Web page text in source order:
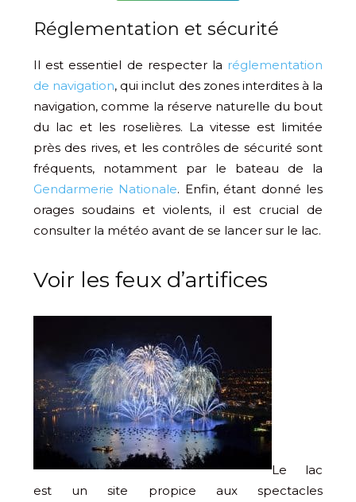
Réglementation et sécurité
Il est essentiel de respecter la réglementation
de navigation, qui inclut des zones interdites à la
navigation, comme la réserve naturelle du bout
du lac et les roselières. La vitesse est limitée
près des rives, et les contrôles de sécurité sont
fréquents, notamment par le bateau de la
Gendarmerie Nationale. Enfin, étant donné les
orages soudains et violents, il est crucial de
consulter la météo avant de se lancer sur le lac.
Voir les feux d’artifices
Le lac
est un site propice aux spectacles